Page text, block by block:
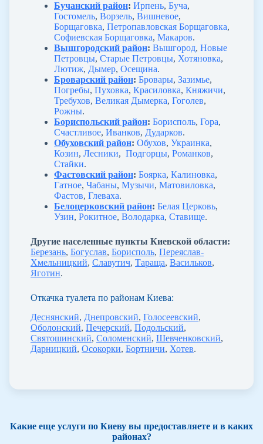
Бучанский район: Ирпень, Буча,
Гостомель, Ворзель, Вишневое,
Борщаговка, Петропавловская Борщаговка,
Софиевская Борщаговка, Макаров.
Вышгородский район: Вышгород, Новые
Петровцы, Старые Петровцы, Хотяновка,
Лютиж, Дымер, Осещина.
Броварский район: Бровары, Зазимье,
Погребы, Пуховка, Красиловка, Княжичи,
Требухов, Великая Дымерка, Гоголев,
Рожны.
Бориспольский район: Борисполь, Гора,
Счастливое, Иванков, Дударков.
Обуховский район: Обухов, Украинка,
Козин, Лесники, Подгорцы, Романков,
Стайки.
Фастовский район: Боярка, Калиновка,
Гатное, Чабаны, Музычи, Матовиловка,
Фастов, Глеваха.
Белоцерковский район: Белая Церковь,
Узин, Рокитное, Володарка, Ставище.
Другие населенные пункты Киевской области:
Березань, Богуслав, Борисполь, Переяслав-
Хмельницкий, Славутич, Тараща, Васильков,
Яготин.
Откачка туалета по районам Киева:
Деснянский, Днепровский, Голосеевский,
Оболонский, Печерский, Подольский,
Святошинский, Соломенский, Шевченковский,
Дарницкий, Осокорки, Бортничи, Хотев.
Какие еще услуги по Киеву вы предоставляете и в каких
районах?